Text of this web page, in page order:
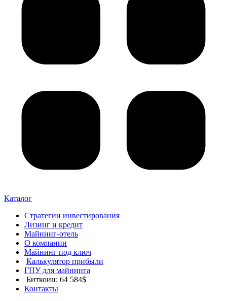
Каталог
Стратегии инвестирования
Лизинг и кредит
Майнинг-отель
О компании
Майнинг под ключ
Калькулятор прибыли
ГПУ для майнинга
Биткоин: 64 584$
Контакты